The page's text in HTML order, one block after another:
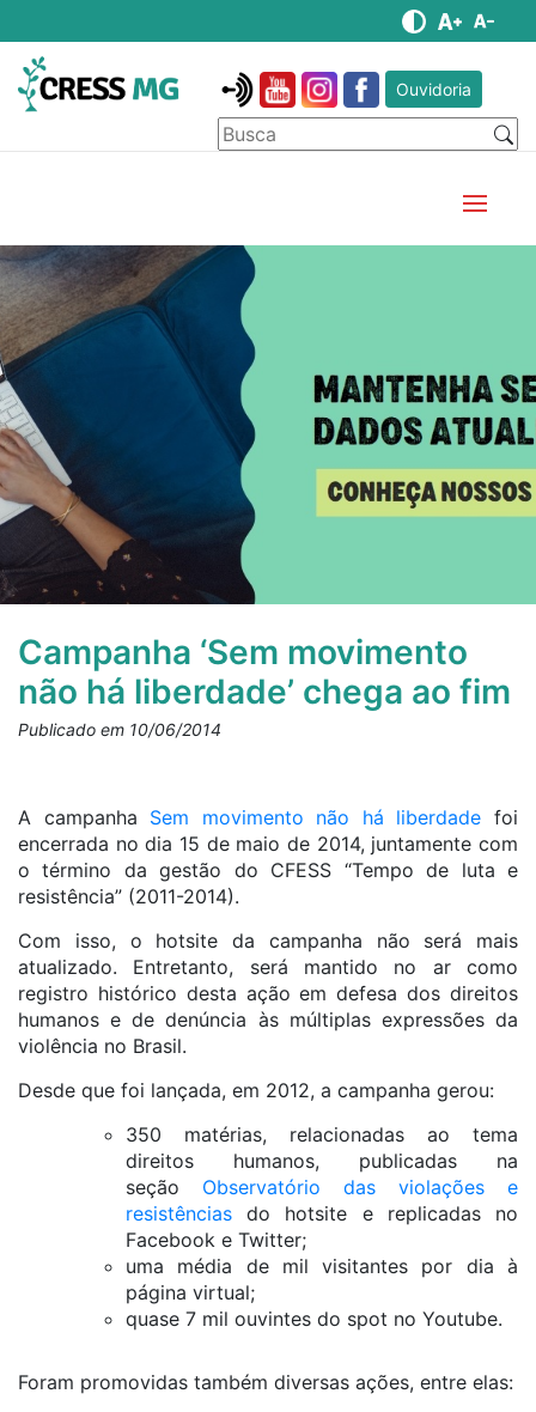
Ouvidoria
Campanha ‘Sem movimento
não há liberdade’ chega ao fim
Publicado em 10/06/2014
A campanha Sem movimento não há liberdade foi
encerrada no dia 15 de maio de 2014, juntamente com
o término da gestão do CFESS “Tempo de luta e
resistência” (2011-2014).
Com isso, o hotsite da campanha não será mais
atualizado. Entretanto, será mantido no ar como
registro histórico desta ação em defesa dos direitos
humanos e de denúncia às múltiplas expressões da
violência no Brasil.
Desde que foi lançada, em 2012, a campanha gerou:
350 matérias, relacionadas ao tema
direitos humanos, publicadas na
seção Observatório das violações e
resistências do hotsite e replicadas no
Facebook e Twitter;
uma média de mil visitantes por dia à
página virtual;
quase 7 mil ouvintes do spot no Youtube.
Foram promovidas também diversas ações, entre elas: